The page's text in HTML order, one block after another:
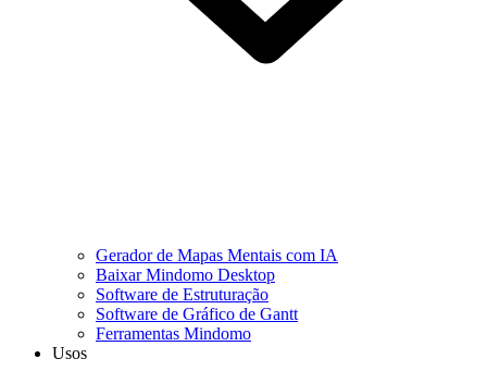
Gerador de Mapas Mentais com IA
Baixar Mindomo Desktop
Software de Estruturação
Software de Gráfico de Gantt
Ferramentas Mindomo
Usos